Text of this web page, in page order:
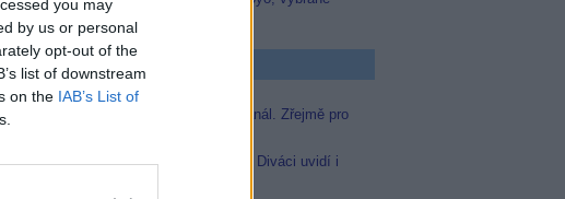
you may
by us or personal
opt-out of the
list of downstream
on the IAB’s List of
zápasy na TV Dajto
Top Zprávičky
Skylink spustil nový Test kanál. Zřejmě pro
Oneplay zařadí Prima sport. Diváci uvidí i